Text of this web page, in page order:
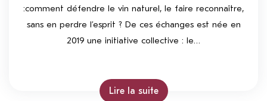
:comment défendre le vin naturel, le faire reconnaître,
sans en perdre l’esprit ? De ces échanges est née en
2019 une initiative collective : le…
Lire la suite